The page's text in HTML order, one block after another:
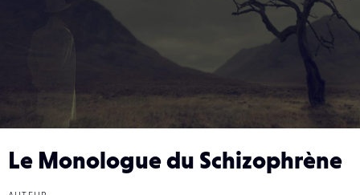
Le Monologue du Schizophrène